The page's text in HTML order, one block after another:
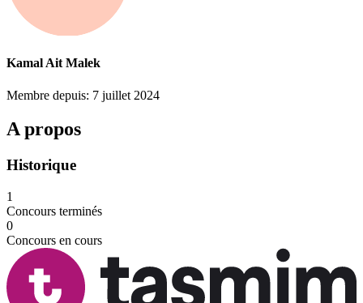
Kamal Ait Malek
Membre depuis: 7 juillet 2024
A propos
Historique
1
Concours terminés
0
Concours en cours